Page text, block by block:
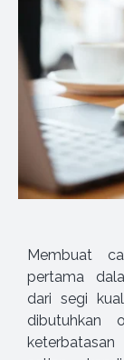
Membuat
pertama
dari segi
dibutuhkan